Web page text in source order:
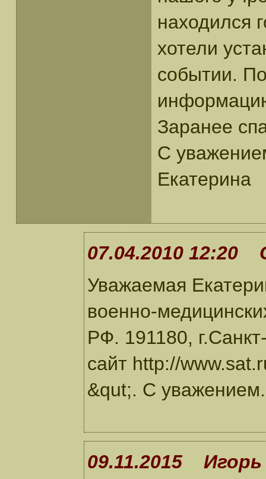
находился
хотели
событии.
Заранее
С
Екатерина
07.04.2010 12:20
Уважаемая
военно-
РФ. 191180,
сайт http://
&qut;. С уважением.
09.11.2015 Игорь